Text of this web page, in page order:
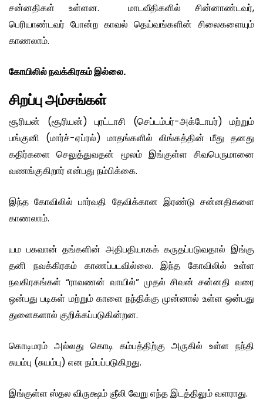
சன்னதிகள் உள்ளன. மாடவீதிகளில் சின்னாண்டவர்,
பெரியாண்டவர் போன்ற காவல் தெய்வங்களின் சிலைகளையும்
காணலாம்.
கோயிலில் நவக்கிரகம் இல்லை.
சிறப்பு அம்சங்கள்
சூரியன் (சூரியன்) புரட்டாசி (செப்டம்பர்-அக்டோபர்) மற்றும்
பங்குனி (மார்ச்-ஏப்ரல்) மாதங்களில் லிங்கத்தின் மீது தனது
கதிர்களை செலுத்துவதன் மூலம் இங்குள்ள சிவபெருமானை
வணங்குகிறார் என்பது நம்பிக்கை.
இந்த கோவிலில் பார்வதி தேவிக்கான இரண்டு சன்னதிகளை
காணலாம்.
யம பகவான் தங்களின் அதிபதியாகக் கருதப்படுவதால் இங்கு
தனி நவக்கிரகம் காணப்படவில்லை. இந்த கோவிலில் உள்ள
நவகிரகங்கள் “ராவணன் வாயில்” முதல் சிவன் சன்னதி வரை
ஒன்பது படிகள் மற்றும் காளை நந்திக்கு முன்னால் உள்ள ஒன்பது
துளைகளால் குறிக்கப்படுகின்றன.
கொடிமரம் அல்லது கொடி கம்பத்திற்கு அருகில் உள்ள நந்தி
சுயம்பு (சுயம்பு) என நம்பப்படுகிறது.
இங்குள்ள ஸ்தல விருக்ஷம் ஞீலி வேறு எந்த இடத்திலும் வளராது.